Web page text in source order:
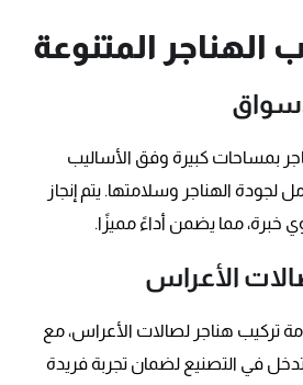
الهناجر المتنوعة
بمساحات كبيرة وفق الأساليب
لجودة الهناجر وسلامتها. يتم إنجاز
خبرة، مما يضمن أداءً مميزًا.
الأعراس
تركيب هناجر لصالات الأعراس، مع
تدخل في التصنيع لضمان تجربة فريدة